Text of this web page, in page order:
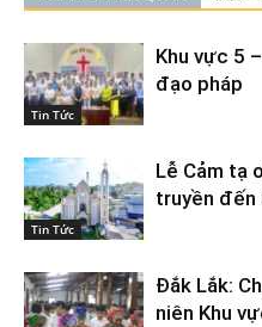
Tin Tức
Khu vực 5
đạo pháp
Tin Tức
Lễ Cảm tạ
truyền đến
Đắk Lắk:
niên Khu